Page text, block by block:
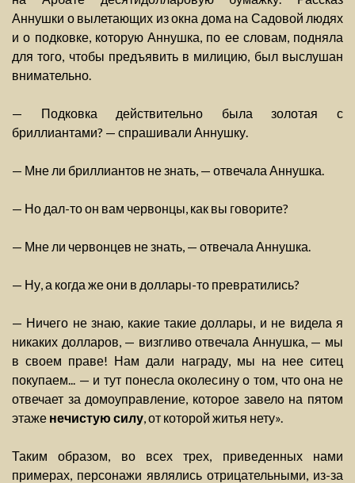
Аннушки о вылетающих из окна дома на Садовой людях
и о подковке, которую Аннушка, по ее словам, подняла
для того, чтобы предъявить в милицию, был выслушан
внимательно.
— Подковка действительно была золотая с
бриллиантами? — спрашивали Аннушку.
— Мне ли бриллиантов не знать, — отвечала Аннушка.
— Но дал-то он вам червонцы, как вы говорите?
— Мне ли червонцев не знать, — отвечала Аннушка.
— Ну, а когда же они в доллары-то превратились?
— Ничего не знаю, какие такие доллары, и не видела я
никаких долларов, — визгливо отвечала Аннушка, — мы
в своем праве! Нам дали награду, мы на нее ситец
покупаем... — и тут понесла околесину о том, что она не
отвечает за домоуправление, которое завело на пятом
этаже нечистую силу , от которой житья нету».
Таким образом, во всех трех, приведенных нами
примерах, персонажи являлись отрицательными, из-за